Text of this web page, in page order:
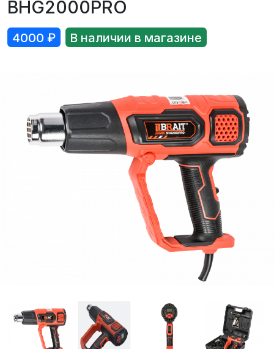
Внедорожники ATV UTV
Снегоходы, Буксировщики
Садовая техника, электро и бензоинструмент
Велосипеды
Прицепы для водной и мототехники
BHG2000PRO
4000 ₽ В наличии в магазине